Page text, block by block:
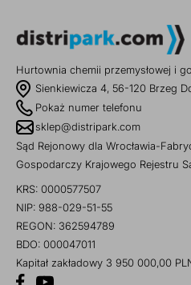
Hurtownia chemii przemysłowej i
Sienkiewicza 4, 56-120 Brzeg
Pokaż numer telefonu
sklep@distripark.com
Sąd Rejonowy dla Wrocławia-
Gospodarczy Krajowego Rejestru
KRS: 0000577507
NIP: 988-029-51-55
REGON: 362594789
BDO: 000047011
Kapitał zakładowy 3 950 000,00